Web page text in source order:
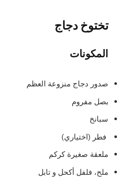
تختوخ دجاج
المكونات
صدور دجاج منزوعة العظم
بصل مفروم
سبانخ
فطر (اختياري)
ملعقة صغيرة كركم
ملح، فلفل أكحل و تابل